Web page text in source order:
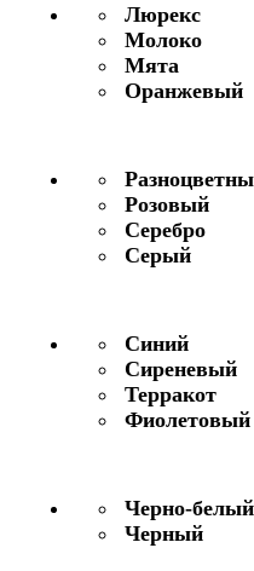
Люрекс
Молоко
Мята
Оранжевый
Розовый
Серебро
Серый
Синий
Сиреневый
Терракот
Фиолетовый
Черно-белый
Черный